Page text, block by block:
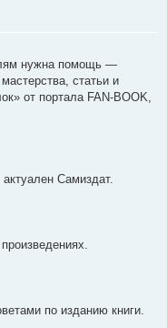
нужна помощь —
статьи и
от портала FAN-BOOK,
Самиздат.
по изданию книги.